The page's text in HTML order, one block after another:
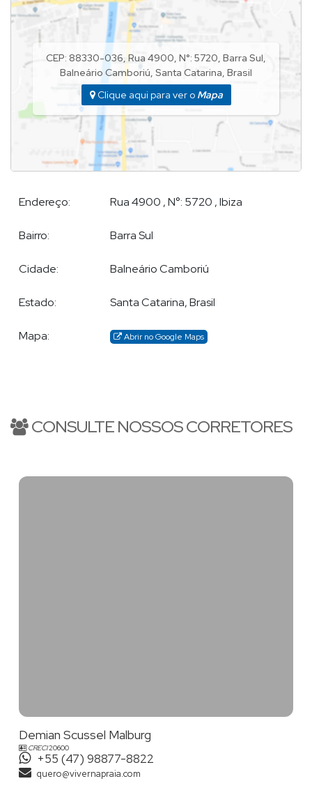
Apartamento em Balneário Camboriú
Apartamento Balneário Camboriú
Cobertura em Balneário Camboriú
CEP: 88330-036, Rua 4900, N°: 5720, Barra Sul,
Balneário Camboriú, Santa Catarina, Brasil
Clique aqui para ver o Mapa
Endereço: Rua 4900 ,N°: 5720 ,Ibiza
Bairro: Barra Sul
Cidade: Balneário Camboriú
Estado: Santa Catarina, Brasil
Mapa: Abrir no Google Maps
CONSULTE NOSSOS CORRETORES
Demian Scussel Malburg
CRECI20600
+55 (47) 98877-8822
quero@vivernapraia.com